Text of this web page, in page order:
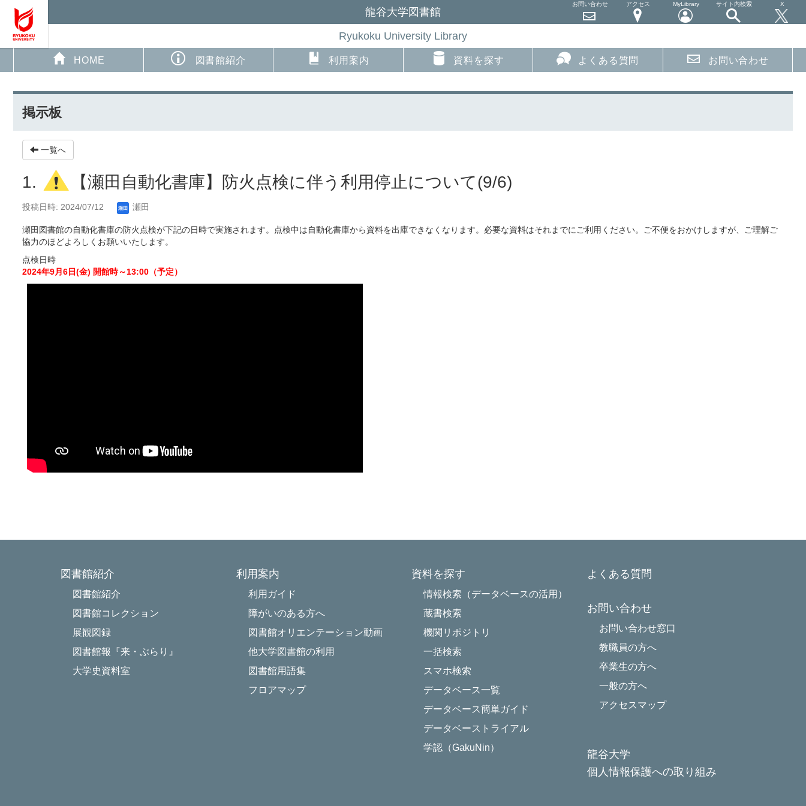
龍谷大学図書館
Ryukoku University Library
お問い合わせ アクセス MyLibrary サイト内検索 X
HOME 図書館紹介 利用案内 資料を探す よくある質問 お問い合わせ
掲示板
一覧へ
1. 【瀬田自動化書庫】防火点検に伴う利用停止について(9/6)
投稿日時: 2024/07/12 瀬田
瀬田図書館の自動化書庫の防火点検が下記の日時で実施されます。点検中は自動化書庫から資料を出庫できなくなります。必要な資料はそれまでにご利用ください。ご不便をおかけしますが、ご理解ご
協力のほどよろしくお願いいたします。
点検日時
2024年9月6日(金) 開館時～13:00（予定）
図書館紹介
図書館紹介
図書館コレクション
展観図録
図書館報『来・ぶらり』
大学史資料室
利用案内
利用ガイド
障がいのある方へ
図書館オリエンテーション動画
他大学図書館の利用
図書館用語集
フロアマップ
資料を探す
情報検索（データベースの活用）
蔵書検索
機関リポジトリ
一括検索
スマホ検索
データベース一覧
データベース簡単ガイド
データベーストライアル
学認（GakuNin）
よくある質問
お問い合わせ
お問い合わせ窓口
教職員の方へ
卒業生の方へ
一般の方へ
アクセスマップ
龍谷大学
個人情報保護への取り組み
Powered by NetCommons